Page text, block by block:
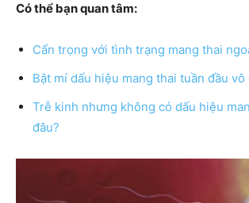
Có thể bạn quan tâm:
Cẩn trọng với tình trạng mang thai
Bật mí dấu hiệu mang thai tuần đầu
Trễ kinh nhưng không có dấu hiệu
đâu?